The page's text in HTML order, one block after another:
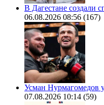
В Дагестане создали
06.08.2026 08:56 (167)
Усман Нурмагомедов
07.08.2026 10:14 (59)